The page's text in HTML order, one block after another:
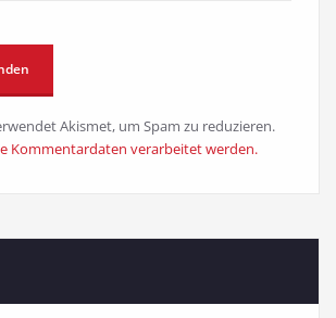
Akismet, um Spam zu reduzieren.
Kommentardaten verarbeitet werden.